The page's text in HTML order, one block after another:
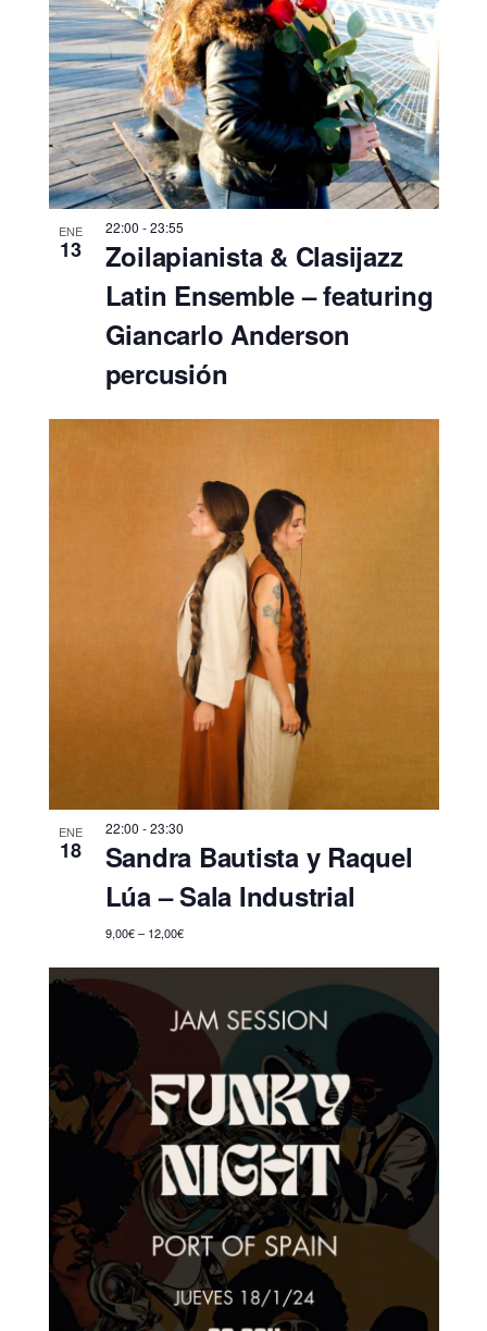
ENE
13
22:00 -23:55
Zoilapianista & Clasijazz
Latin Ensemble – featuring
Giancarlo Anderson
percusión
ENE
18
22:00 -23:30
Sandra Bautista y Raquel
Lúa – Sala Industrial
9,00€ – 12,00€